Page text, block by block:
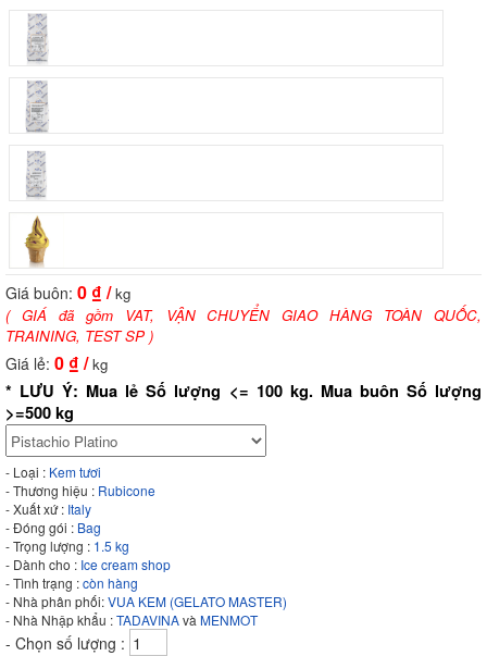
Giá buôn: 0 ₫ / kg
( GIÁ đã gồm VAT, VẬN CHUYỂN GIAO HÀNG TOÀN QUỐC,
TRAINING, TEST SP )
Giá lẻ: 0 ₫ /kg
* LƯU Ý: Mua lẻ Số lượng <= 100 kg. Mua buôn Số lượng
>=500 kg
- Loại : Kem tươi
- Thương hiệu : Rubicone
- Xuất xứ : Italy
- Đóng gói : Bag
- Trọng lượng : 1.5 kg
- Dành cho : Ice cream shop
- Tình trạng :còn hàng
- Nhà phân phối:VUA KEM (GELATO MASTER)
- Nhà Nhập khẩu :TADAVINAvà MENMOT
- Chọn số lượng :